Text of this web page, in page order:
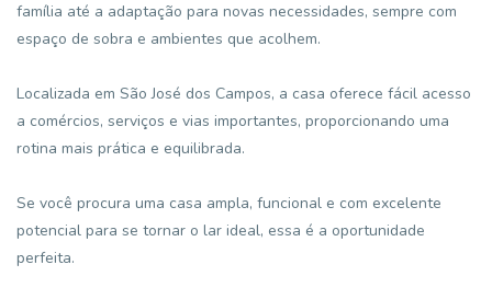
família até a adaptação para novas necessidades, sempre com
espaço de sobra e ambientes que acolhem.
Localizada em São José dos Campos, a casa oferece fácil acesso
a comércios, serviços e vias importantes, proporcionando uma
rotina mais prática e equilibrada.
Se você procura uma casa ampla, funcional e com excelente
potencial para se tornar o lar ideal, essa é a oportunidade
perfeita.